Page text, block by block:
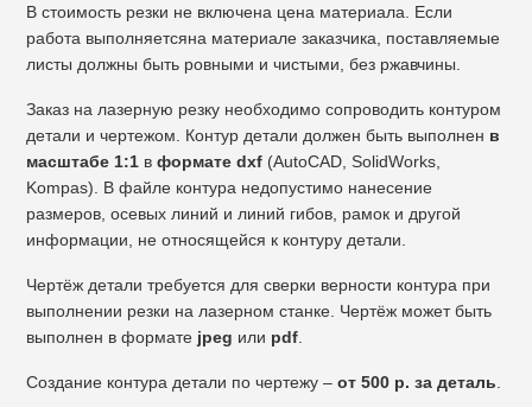
Встоимость резки не включена цена материала. Если
работа выполняетсяна материале заказчика, поставляемые
листы должны быть ровными и чистыми, без ржавчины.
Заказ на лазерную резку необходимо сопроводить контуром
детали и чертежом. Контур детали должен быть выполнен в
масштабе 1:1 вформате dxf (AutoCAD, SolidWorks,
Kompas). В файле контура недопустимо нанесение
размеров, осевых линий и линий гибов, рамок и другой
информации, не относящейся к контуру детали.
Чертёж детали требуется для сверки верности контура при
выполнении резки на лазерном станке. Чертёж может быть
выполнен в формате jpeg или pdf
Создание контура детали по чертежу – от 500 р. за деталь